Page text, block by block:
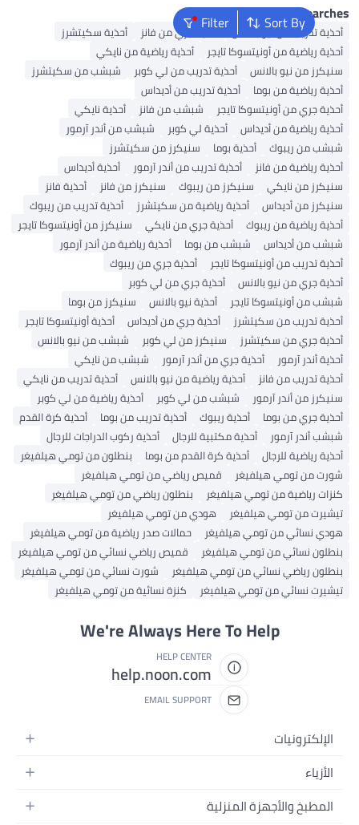
Sort By
Filter Popular
تدريب من نيو بالانس أحذية جري من فانز
أحذية سكيتشرز
رياضية من أونيتسوكا تايجر
أحذية رياضية من نايكي
من نيو بالانس
أحذية تدريب من لي كوبر
شبشب من سكيتشرز
رياضية من بوما
أحذية تدريب من أديداس
جري من أونيتسوكا تايجر
شبشب من فانز
أحذية نايكي
رياضية من أديداس
أحذية لي كوبر
شبشب من أندر آرمور
من ريبوك
أحذية بوما
سنيكرز من سكيتشرز
رياضية من فانز
أحذية تدريب من أندر آرمور
أحذية أديداس
من نايكي
سنيكرز من ريبوك سنيكرز من فانز
أحذية فانز
من أديداس
أحذية رياضية من سكيتشرز
أحذية تدريب من ريبوك
رياضية من ريبوك
أحذية جري من نايكي
سنيكرز من أونيتسوكا تايجر
من أديداس
شبشب من بوما
أحذية رياضية من أندر آرمور
تدريب من أونيتسوكا تايجر
أحذية جري من ريبوك
جري من نيو بالانس
أحذية جري من لي كوبر
من أونيتسوكا تايجر
أحذية نيو بالانس
سنيكرز من بوما
تدريب من سكيتشرز
أحذية جري من أديداس
أحذية أونيتسوكا تايجر
جري من سكيتشرز
سنيكرز من لي كوبر
شبشب من نيو بالانس
أندر آرمور
أحذية جري من أندر آرمور
شبشب من نايكي
تدريب من فانز
أحذية رياضية من نيو بالانس
أحذية تدريب من نايكي
من أندر آرمور
شبشب من لي كوبر
أحذية رياضية من لي كوبر
جري من بوما
أحذية ريبوك أحذية تدريب من بوما
أحذية كرة القدم
أندر آرمور
أحذية مكتبية للرجال
أحذية ركوب الدراجات للرجال
رياضية للرجال
أحذية كرة القدم من بوما
بنطلون من تومي هيلفيغر
من تومي هيلفيغر
قميص رياضي من تومي هيلفيغر
رياضية من تومي هيلفيغر
بنطلون رياضي من تومي هيلفيغر
من تومي هيلفيغر
هودي من تومي هيلفيغر
نسائي من تومي هيلفيغر
حمالات صدر رياضية من تومي هيلفيغر
نسائي من تومي هيلفيغر
قميص رياضي نسائي من تومي هيلفيغر
رياضي نسائي من تومي هيلفيغر
شورت نسائي من تومي هيلفيغر
نسائي من تومي هيلفيغر
كنزة نسائية من تومي هيلفيغر
We're Always Here To Help
HELP CENTER
help.noon.com
EMAIL SUPPORT
نسائية
والأجهزة المنزلية